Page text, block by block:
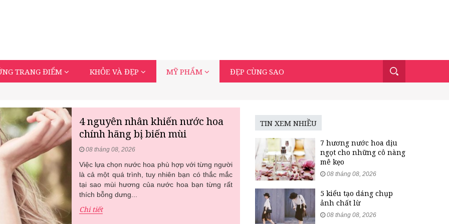
TRANG ĐIỂM KHỎE VÀ ĐẸP MỸ PHẨM ĐẸP CÙNG SAO
4 nguyên nhân khiến nước hoa
chính hãng bị biến mùi
08 tháng 08, 2026
Việc lựa chọn nước hoa phù hợp với từng người
là cả một quá trình, tuy nhiên bạn có thắc mắc
tại sao mùi hương của nước hoa bạn từng rất
thích bỗng dưng...
Chi tiết
TIN XEM NHIỀU
7 hương nước hoa dịu
ngọt cho những cô nàng
mê kẹo
08 tháng 08, 2026
5 kiểu tạo dáng chụp
ảnh chất lừ
08 tháng 08, 2026